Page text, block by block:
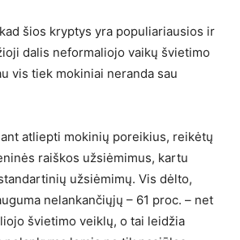
šios kryptys yra populiariausios ir
dalis neformaliojo vaikų švietimo
vis tiek mokiniai neranda sau
atliepti mokinių poreikius, reikėtų
raiškos užsiėmimus, kartu
užsiėmimų. Vis dėlto,
nelankančiųjų – 61 proc. – net
švietimo veiklų, o tai leidžia